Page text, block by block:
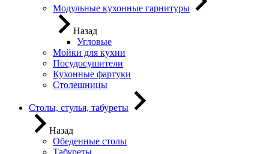
Модульные кухонные гарнитуры
Назад
Угловые
Мойки для кухни
Посудосушители
Кухонные фартуки
Столешницы
Столы, стулья, табуреты
Назад
Обеденные столы
Табуреты